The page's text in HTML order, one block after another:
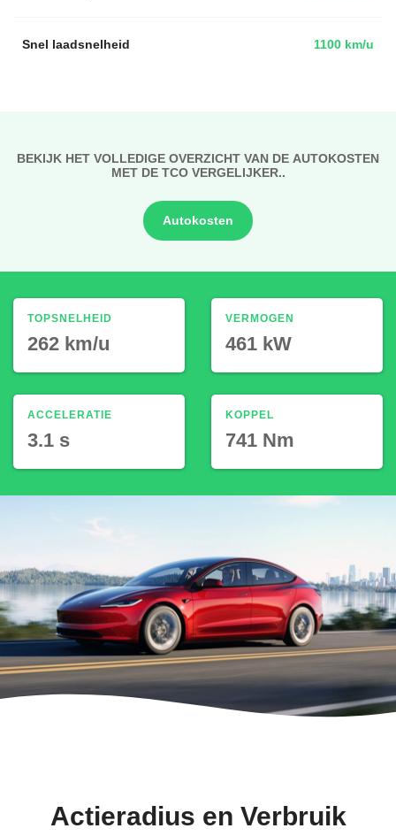
Snel laadsnelheid 1100 km/u
BEKIJK HET VOLLEDIGE OVERZICHT VAN DE AUTOKOSTEN
MET DE TCO VERGELIJKER..
Autokosten
TOPSNELHEID
262 km/u
ACCELERATIE
3.1 s
VERMOGEN
461 kW
KOPPEL
741 Nm
Actieradius en Verbruik